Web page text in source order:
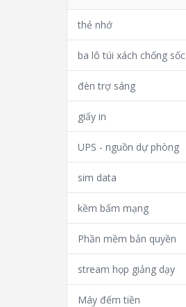
thẻ nhớ
ba lô túi xách chống sốc
đèn trợ sáng
giấy in
UPS - nguồn dự phòng
sim data
kềm bấm mạng
Phần mềm bản quyền
stream họp giảng dạy
Máy đếm tiền